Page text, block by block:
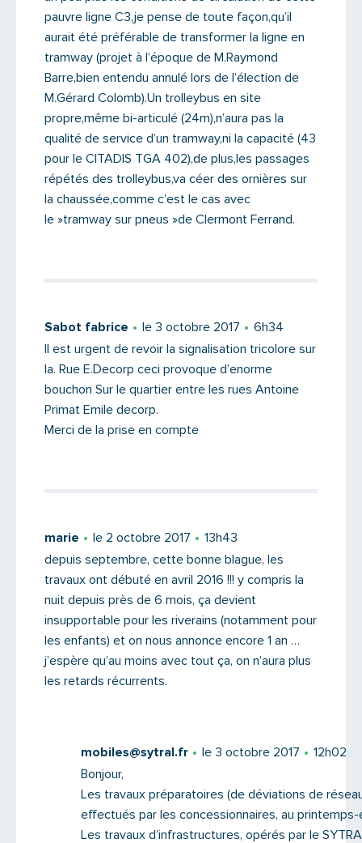
pauvre ligne C3,je pense de toute façon,qu’il
aurait été préférable de transformer la ligne en
tramway (projet à l’époque de M.Raymond
Barre,bien entendu annulé lors de l’élection de
M.Gérard Colomb).Un trolleybus en site
propre,même bi-articulé (24m),n’aura pas la
qualité de service d’un tramway,ni la capacité (43
pour le CITADIS TGA 402),de plus,les passages
répétés des trolleybus,va céer des ornières sur
la chaussée,comme c’est le cas avec
le »tramway sur pneus »de Clermont Ferrand.
Sabot fabrice le 3 octobre 2017
6h34
Il est urgent de revoir la signalisation tricolore sur
la. Rue E.Decorp ceci provoque d’enorme
bouchon Sur le quartier entre les rues Antoine
Primat Emile decorp.
Merci de la prise en compte
marie le 2 octobre 2017
13h43
depuis septembre, cette bonne blague, les
travaux ont débuté en avril 2016 !!! y compris la
nuit depuis près de 6 mois, ça devient
insupportable pour les riverains (notamment pour
les enfants) et on nous annonce encore 1 an …
j’espère qu’au moins avec tout ça, on n’aura plus
les retards récurrents.
mobiles@sytral.fr le 3 octobre 2017
12h02
Bonjour,
Les travaux préparatoires (de déviations de
effectués par les concessionnaires, au printemps-
Les travaux d’infrastructures, opérés par le